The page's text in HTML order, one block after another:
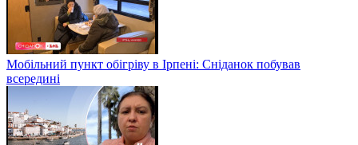
Мобільний пункт обігріву в Ірпені: Сніданок побував
всередині